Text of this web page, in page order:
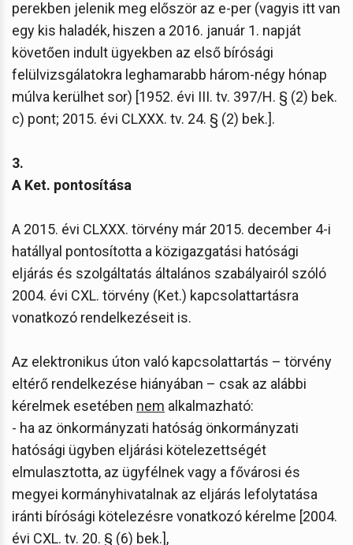
perekben jelenik meg először az e-per (vagyis itt van
egy kis haladék, hiszen a 2016. január 1. napját
követően indult ügyekben az első bírósági
felülvizsgálatokra leghamarabb három-négy hónap
múlva kerülhet sor) [1952. évi III. tv. 397/H. § (2) bek.
c) pont; 2015. évi CLXXX. tv. 24. § (2) bek.].
3.
A Ket. pontosítása
A 2015. évi CLXXX. törvény már 2015. december 4-i
hatállyal pontosította a közigazgatási hatósági
eljárás és szolgáltatás általános szabályairól szóló
2004. évi CXL. törvény (Ket.) kapcsolattartásra
vonatkozó rendelkezéseit is.
Az elektronikus úton való kapcsolattartás – törvény
eltérő rendelkezése hiányában – csak az alábbi
kérelmek esetében nem alkalmazható:
- ha az önkormányzati hatóság önkormányzati
hatósági ügyben eljárási kötelezettségét
elmulasztotta, az ügyfélnek vagy a fővárosi és
megyei kormányhivatalnak az eljárás lefolytatása
iránti bírósági kötelezésre vonatkozó kérelme [2004.
évi CXL. tv. 20. § (6) bek.],